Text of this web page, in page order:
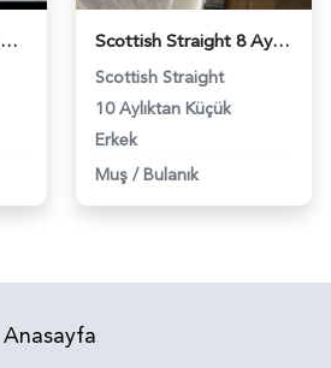
Scottish Fold Kızıma Eş Arıyorum - 2750 Scottish Straight 8 Aylık Erkek Kedime Eş Arıyorum - 4326
Scottish Straight
10 Aylıktan Küçük
Erkek
Muş / Bulanık
Anasayfa